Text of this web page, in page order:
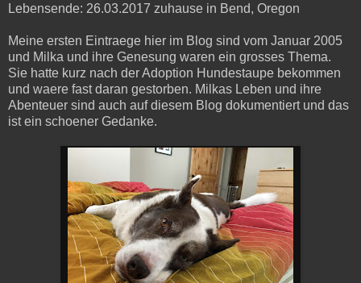
Lebensende: 26.03.2017 zuhause in Bend, Oregon
Meine ersten Eintraege hier im Blog sind vom Januar 2005
und Milka und ihre Genesung waren ein grosses Thema.
Sie hatte kurz nach der Adoption Hundestaupe bekommen
und waere fast daran gestorben. Milkas Leben und ihre
Abenteuer sind auch auf diesem Blog dokumentiert und das
ist ein schoener Gedanke.